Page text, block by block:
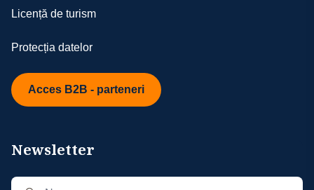
Licență de turism
Protecția datelor
Acces B2B - parteneri
Newsletter